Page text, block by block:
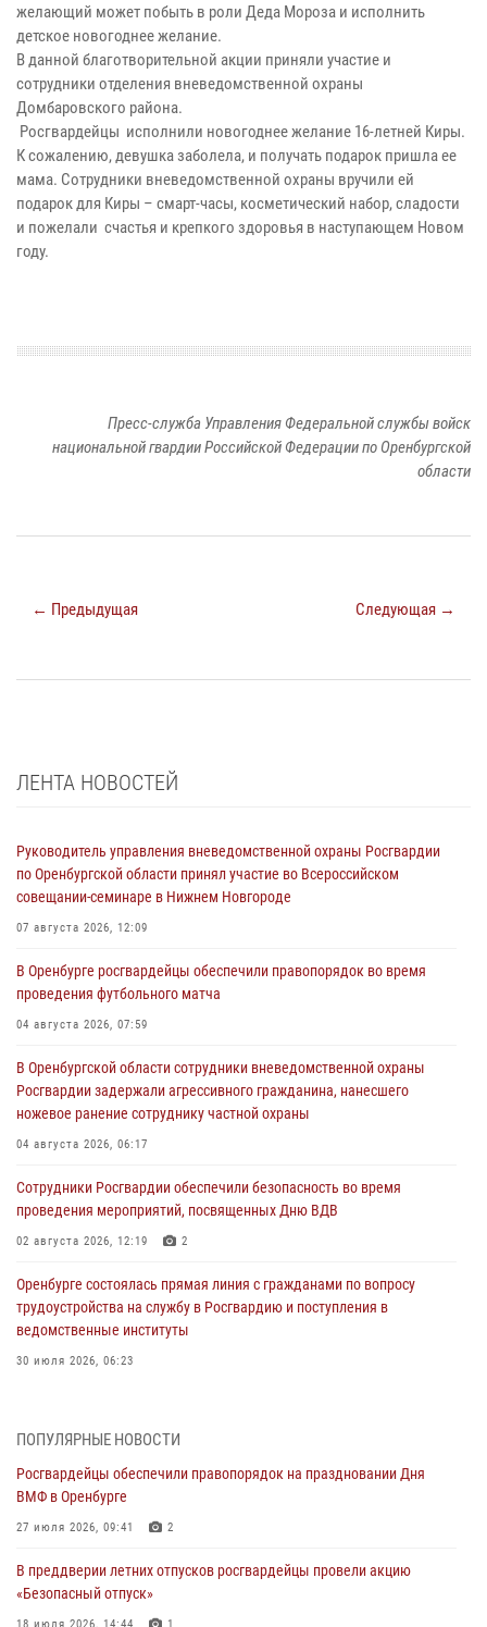
желающий может побыть в роли Деда Мороза и исполнить
детское новогоднее желание.
В данной благотворительной акции приняли участие и
сотрудники отделения вневедомственной охраны
Домбаровского района.
Росгвардейцы исполнили новогоднее желание 16-летней Киры.
К сожалению, девушка заболела, и получать подарок пришла ее
мама. Сотрудники вневедомственной охраны вручили ей
подарок для Киры – смарт-часы, косметический набор, сладости
и пожелали счастья и крепкого здоровья в наступающем Новом
году.
Пресс-служба Управления Федеральной службы войск
национальной гвардии Российской Федерации по Оренбургской
области
← Предыдущая Следующая →
ЛЕНТА НОВОСТЕЙ
Руководитель управления вневедомственной охраны Росгвардии
по Оренбургской области принял участие во Всероссийском
совещании-семинаре в Нижнем Новгороде
07 августа 2026, 12:09
В Оренбурге росгвардейцы обеспечили правопорядок во время
проведения футбольного матча
04 августа 2026, 07:59
В Оренбургской области сотрудники вневедомственной охраны
Росгвардии задержали агрессивного гражданина, нанесшего
ножевое ранение сотруднику частной охраны
04 августа 2026, 06:17
Сотрудники Росгвардии обеспечили безопасность во время
проведения мероприятий, посвященных Дню ВДВ
02 августа 2026, 12:19 2
Оренбурге состоялась прямая линия с гражданами по вопросу
трудоустройства на службу в Росгвардию и поступления в
ведомственные институты
30 июля 2026, 06:23
28 июля 2026, 09:58 1
Росгвардейцы обеспечили правопорядок на праздновании Дня
ВМФ в Оренбурге
27 июля 2026, 09:41 2
Росгвардейцы предотвратили трагедию: спасен мужчина в тяжелой
жизненной ситуации (ВИДЕО)
ПОПУЛЯРНЫЕ НОВОСТИ
Росгвардейцы обеспечили правопорядок на праздновании Дня
ВМФ в Оренбурге
27 июля 2026, 09:41 2
В преддверии летних отпусков росгвардейцы провели акцию
«Безопасный отпуск»
18 июля 2026, 14:44 1